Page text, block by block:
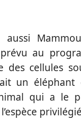
aussi
au
des cellules
un éléphant
qui a